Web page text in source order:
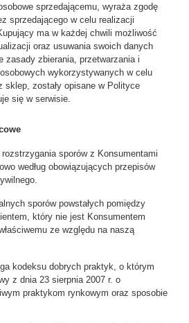
sprzedającemu, wyraża zgodę
sprzedającego w celu realizacji
ma w każdej chwili możliwość
oraz usuwania swoich danych
zasady zbierania, przetwarzania i
wykorzystywanych w celu
sklep, zostały opisane w Polityce
się w serwisie.
sporów z Konsumentami
według obowiązujących przepisów
sporów powstałych pomiędzy
który nie jest Konsumentem
ze względu na naszą
kodeksu dobrych praktyk, o którym
z dnia 23 sierpnia 2007 r. o
praktykom rynkowym oraz sposobie